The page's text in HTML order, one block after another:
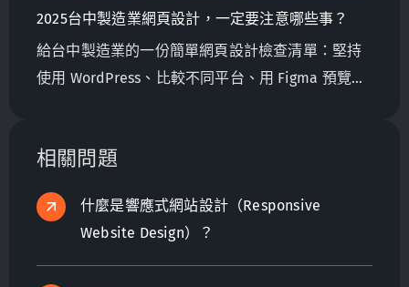
2025台中製造業網頁設計，一定要注意哪些事？
給台中製造業的一份簡單網頁設計檢查清單：堅持
使用 WordPress、比較不同平台、用 Figma 預覽設
相關問題
什麼是響應式網站設計（Responsive
Website Design）？